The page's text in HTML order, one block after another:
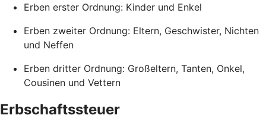
Erben erster Ordnung: Kinder und Enkel
Erben zweiter Ordnung: Eltern, Geschwister, Nichten
und Neffen
Erben dritter Ordnung: Großeltern, Tanten, Onkel,
Cousinen und Vettern
Erbschaftssteuer